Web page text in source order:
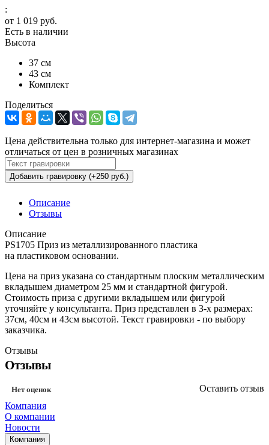
:
от 1 019 руб.
Есть в наличии
Высота
37 см
43 см
Комплект
Поделиться
Цена действительна только для интернет-магазина и может
отличаться от цен в розничных магазинах
Добавить гравировку (+250 руб.)
Описание
Отзывы
Описание
PS1705 Приз из металлизированного пластика
на пластиковом основании.
Цена на приз указана со стандартным плоским металлическим
вкладышем диаметром 25 мм и стандартной фигурой.
Стоимость приза с другими вкладышем или фигурой
уточняйте у консультанта. Приз представлен в 3-х размерах:
37см, 40см и 43см высотой. Текст гравировки - по выбору
заказчика.
Отзывы
Отзывы
Нет оценок
Оставить отзыв
Компания
О компании
Новости
Компания